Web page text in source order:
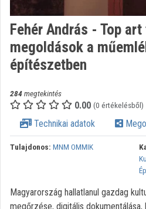
Intézmények
Közreműködők
Megjelenés:világos
Fehér András - Top
megoldások a
építészetben
284megtekintés
0.00 (0 értékelésből)
Technikai adatok
Tulajdonos: MNM OMMIK
Magyarország hallatlanul gazdag
megőrzése, digitális dokumentálása,